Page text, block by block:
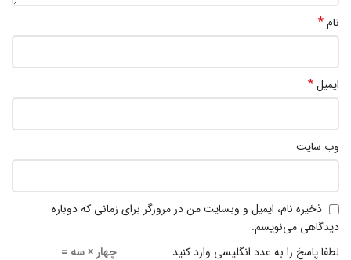
نام*
ایمیل*
وب‌ سایت
ذخیره نام، ایمیل و وبسایت من در مرورگر برای زمانی که دوباره
دیدگاهی می‌نویسم.
لطفا پاسخ را به عدد انگلیسی وارد کنید:
چهار × سه =